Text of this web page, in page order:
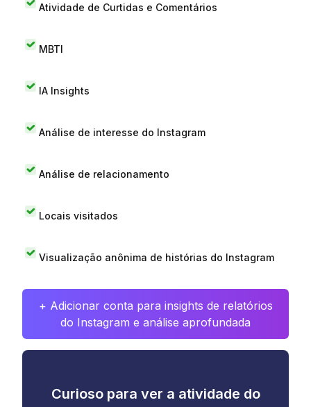
Atividade de Curtidas e Comentários
MBTI
IA Insights
Análise de interesse do Instagram
Análise de relacionamento
Locais visitados
Visualização anônima de histórias do Instagram
+ Adicionar conta para insights de relatórios
do Instagram e análise aprofundada
Curioso para ver a atividade do